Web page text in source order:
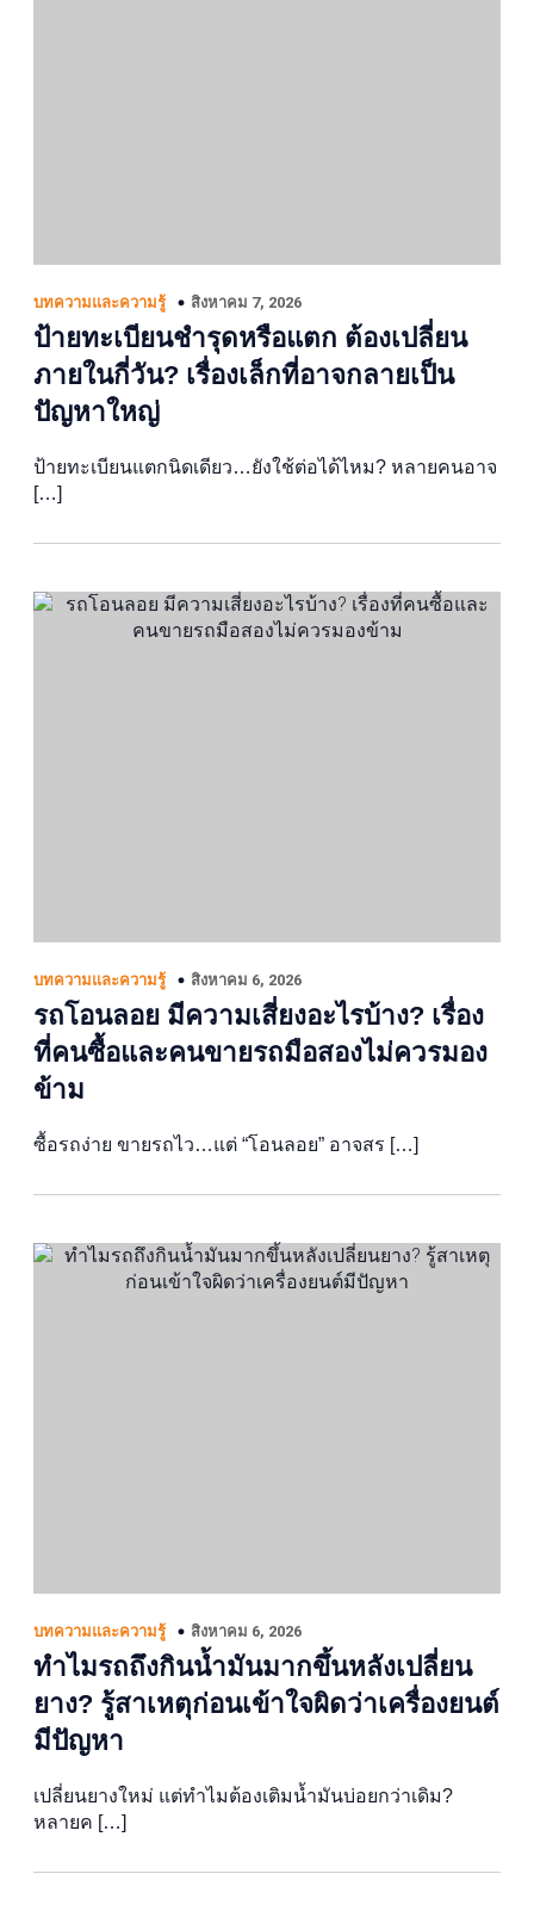
บทความและความรู้ สิงหาคม 7, 2026
ป้ายทะเบียนชำรุดหรือแตก ต้องเปลี่ยน
ภายในกี่วัน? เรื่องเล็กที่อาจกลายเป็น
ปัญหาใหญ่
ป้ายทะเบียนแตกนิดเดียว…ยังใช้ต่อได้ไหม? หลายคนอาจ
[…]
บทความและความรู้ สิงหาคม 6, 2026
รถโอนลอย มีความเสี่ยงอะไรบ้าง? เรื่อง
ที่คนซื้อและคนขายรถมือสองไม่ควรมอง
ข้าม
ซื้อรถง่าย ขายรถไว…แต่ “โอนลอย” อาจสร […]
บทความและความรู้ สิงหาคม 6, 2026
ทำไมรถถึงกินน้ำมันมากขึ้นหลังเปลี่ยน
ยาง? รู้สาเหตุก่อนเข้าใจผิดว่าเครื่องยนต์
มีปัญหา
เปลี่ยนยางใหม่ แต่ทำไมต้องเติมน้ำมันบ่อยกว่าเดิม?
หลายค […]